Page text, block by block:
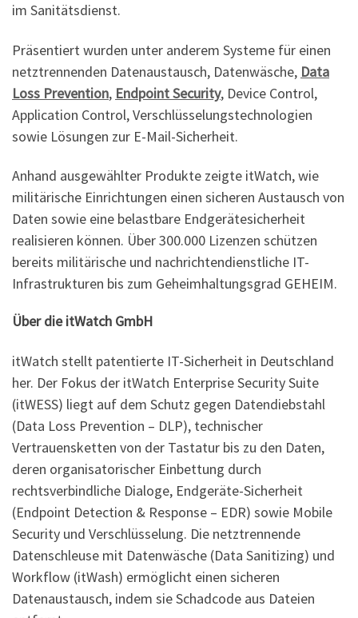
im Sanitätsdienst.
Präsentiert wurden unter anderem Systeme für einen
netztrennenden Datenaustausch, Datenwäsche, Data
Loss Prevention, Endpoint Security, Device Control,
Application Control, Verschlüsselungstechnologien
sowie Lösungen zur E-Mail-Sicherheit.
Anhand ausgewählter Produkte zeigte itWatch, wie
militärische Einrichtungen einen sicheren Austausch von
Daten sowie eine belastbare Endgerätesicherheit
realisieren können. Über 300.000 Lizenzen schützen
bereits militärische und nachrichtendienstliche IT-
Infrastrukturen bis zum Geheimhaltungsgrad GEHEIM.
Über die itWatch GmbH
itWatch stellt patentierte IT-Sicherheit in Deutschland
her. Der Fokus der itWatch Enterprise Security Suite
(itWESS) liegt auf dem Schutz gegen Datendiebstahl
(Data Loss Prevention – DLP), technischer
Vertrauensketten von der Tastatur bis zu den Daten,
deren organisatorischer Einbettung durch
rechtsverbindliche Dialoge, Endgeräte-Sicherheit
(Endpoint Detection & Response – EDR) sowie Mobile
Security und Verschlüsselung. Die netztrennende
Datenschleuse mit Datenwäsche (Data Sanitizing) und
Workflow (itWash) ermöglicht einen sicheren
Datenaustausch, indem sie Schadcode aus Dateien